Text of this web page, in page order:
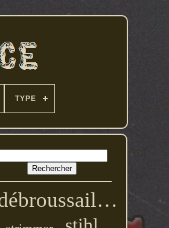
TYPE
débroussailleuse